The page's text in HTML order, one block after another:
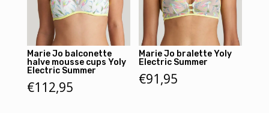
Marie Jo balconette
halve mousse cups Yoly
Electric Summer
€112,95
Marie Jo bralette Yoly
Electric Summer
€91,95